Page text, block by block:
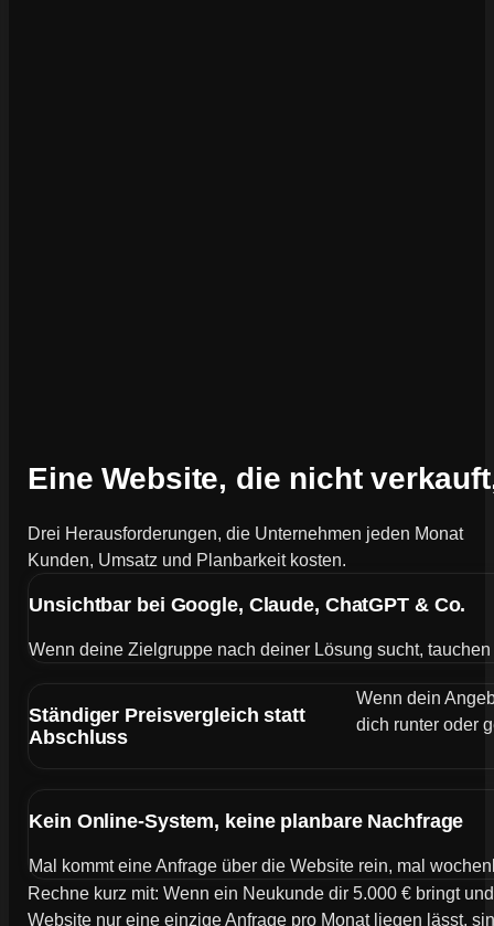
Eine Website, die nicht
Drei Herausforderungen, die Unternehmen jeden Monat
Kunden, Umsatz und Planbarkeit kosten.
Unsichtbar bei Google, Claude, ChatGPT & Co.
Wenn deine Zielgruppe nach deiner Lösung sucht,
Ständiger Preisvergleich statt
Abschluss
Wenn dein
dich runter oder
Kein Online-System, keine planbare Nachfrage
Mal kommt eine Anfrage über die Website rein, mal
Rechne kurz mit: Wenn ein Neukunde dir 5.000 € bringt
Website nur eine einzige Anfrage pro Monat liegen lässt,